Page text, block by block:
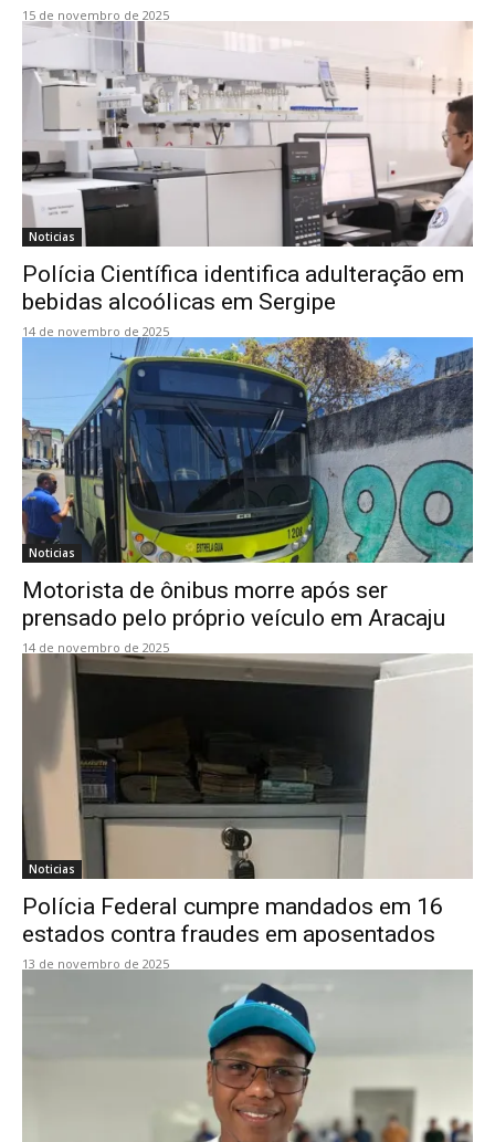
15 de novembro de 2025
Noticias
Polícia Científica identifica adulteração em
bebidas alcoólicas em Sergipe
14 de novembro de 2025
Noticias
Motorista de ônibus morre após ser
prensado pelo próprio veículo em Aracaju
14 de novembro de 2025
Noticias
Polícia Federal cumpre mandados em 16
estados contra fraudes em aposentados
13 de novembro de 2025